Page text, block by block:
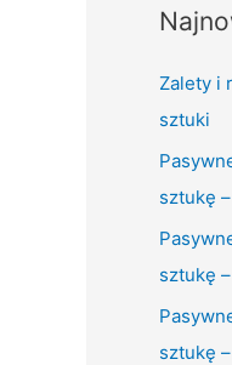
Zalety i
sztuki
sztukę
sztukę
sztukę